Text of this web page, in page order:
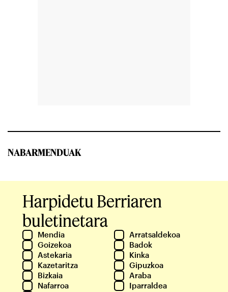
NABARMENDUAK
Harpidetu Berriaren
buletinetara
Mendia
Arratsaldekoa
Goizekoa
Badok
Astekaria
Kinka
Kazetaritza
Gipuzkoa
Bizkaia
Araba
Nafarroa
Iparraldea